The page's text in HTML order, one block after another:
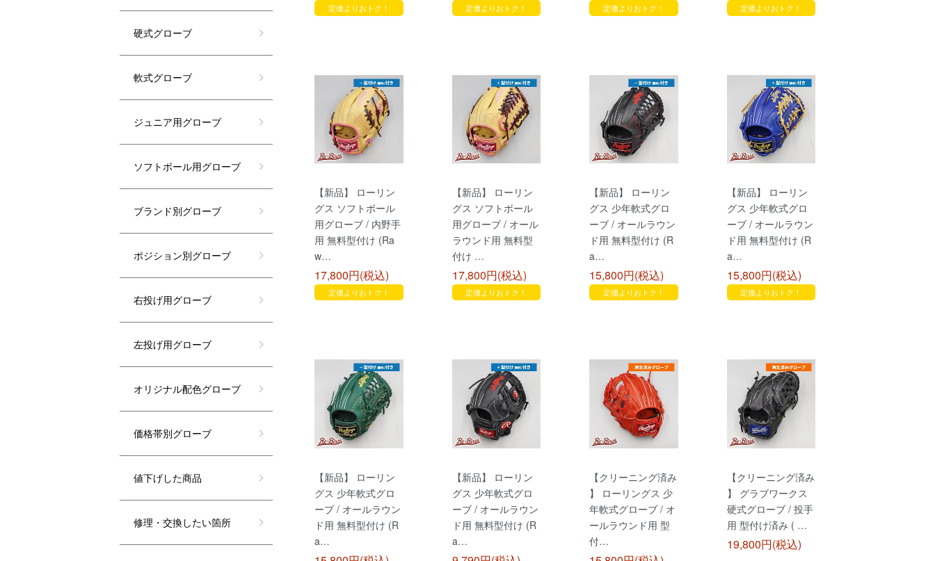
定価よりおトク！ 定価よりおトク！ 定価よりおトク！ 定価よりおトク！
【新品】 ローリン
グス ソフトボール
用グローブ / 内野手
用 無料型付け (Ra
w…
17,800円(税込)
定価よりおトク！
【新品】 ローリン
グス ソフトボール
用グローブ / オール
ラウンド用 無料型
付け …
17,800円(税込)
定価よりおトク！
【新品】 ローリン
グス 少年軟式グロ
ーブ / オールラウン
ド用 無料型付け (R
a…
15,800円(税込)
定価よりおトク！
【新品】 ローリン
グス 少年軟式グロ
ーブ / オールラウン
ド用 無料型付け (R
a…
15,800円(税込)
定価よりおトク！
【新品】 ローリン
グス 少年軟式グロ
ーブ / オールラウン
ド用 無料型付け (R
a…
【新品】 ローリン
グス 少年軟式グロ
ーブ / オールラウン
ド用 無料型付け (R
a…
【クリーニング済み
】 ローリングス 少
年軟式グローブ / オ
ールラウンド用 型
付…
【クリーニング済み
】 グラブワークス
硬式グローブ / 投手
用 型付け済み ( …
19,800円(税込)
硬式グローブ
軟式グローブ
ジュニア用グローブ
ソフトボール用グローブ
ブランド別グローブ
ポジション別グローブ
右投げ用グローブ
左投げ用グローブ
オリジナル配色グローブ
価格帯別グローブ
値下げした商品
修理・交換したい箇所